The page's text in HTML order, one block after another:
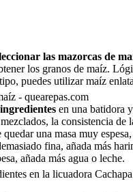
las mazorcas de
los granos de maíz.
puedes utilizar maíz
en una batidora
la consistencia de
una masa muy
fina, añada más
añada más agua o leche.